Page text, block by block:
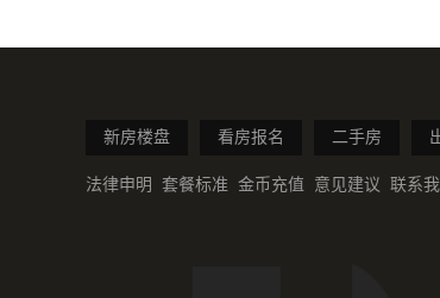
新房楼盘 看房报名 二手房
法律申明 套餐标准 金币充值 意见建议 联系我